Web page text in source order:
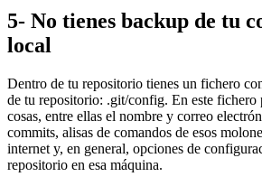
5- No tienes backup de tu
local
Dentro de tu repositorio tienes un fichero
de tu repositorio: .git/config. En este fichero
cosas, entre ellas el nombre y correo
commits, alisas de comandos de esos
internet y, en general, opciones de
repositorio en esa máquina.